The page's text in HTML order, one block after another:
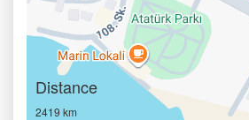
Distance
2419 km